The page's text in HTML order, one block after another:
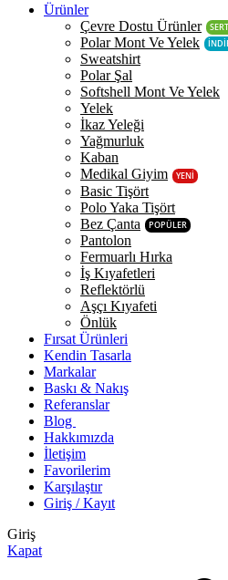
Ürünler
Çevre Dostu Ürünler
Polar Mont Ve Yelek
Sweatshirt
Polar Şal
Softshell Mont Ve Yelek
Yelek
İkaz Yeleği
Yağmurluk
Kaban
Medikal Giyim
YENİ
Basic Tişört
Polo Yaka Tişört
Bez Çanta
POPÜLER
Pantolon
Fermuarlı Hırka
İş Kıyafetleri
Reflektörlü
Aşçı Kıyafeti
Önlük
Fırsat Ürünleri
Kendin Tasarla
Markalar
Baskı & Nakış
Referanslar
Blog
Hakkımızda
İletişim
Favorilerim
Karşılaştır
Giriş / Kayıt
Giriş
Kapat